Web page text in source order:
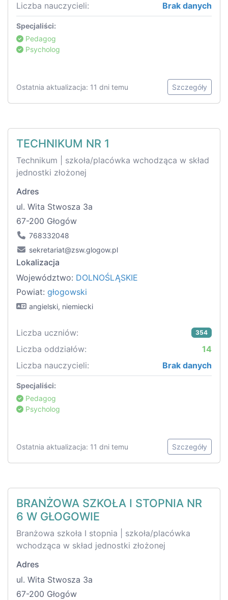
Liczba nauczycieli:
Brak danych
Specjaliści:
Pedagog
Psycholog
Ostatnia aktualizacja: 11 dni temu Szczegóły
TECHNIKUM NR 1
Technikum | szkoła/placówka wchodząca w skład
jednostki złożonej
Adres
ul. Wita Stwosza 3a
67-200 Głogów
768332048
sekretariat@zsw.glogow.pl
Lokalizacja
Województwo: DOLNOŚLĄSKIE
Powiat: głogowski
angielski, niemiecki
Liczba uczniów: 354
Liczba oddziałów:
14
Liczba nauczycieli:
Brak danych
Specjaliści:
Pedagog
Psycholog
Ostatnia aktualizacja: 11 dni temu Szczegóły
BRANŻOWA SZKOŁA I STOPNIA NR
6 W GŁOGOWIE
Branżowa szkoła I stopnia | szkoła/placówka
wchodząca w skład jednostki złożonej
Adres
ul. Wita Stwosza 3a
67-200 Głogów